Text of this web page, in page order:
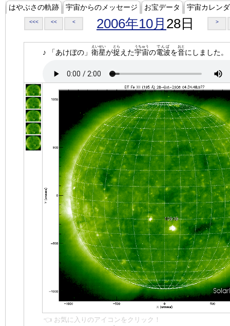
はやぶさの軌跡 宇宙からのメッセージ お宝データ 宇宙カレン
<<< << < 2006年10月 28日 >
♪ 「あけぼの」 衛星
えいせい
が捉
とら
えた宇宙
うちゅう
の電波
でんぱ
を音
おと
にしました。
👈 お気に入りのアイコンをクリック！